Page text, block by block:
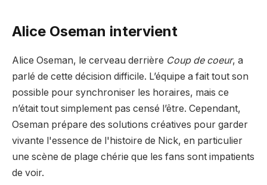
Alice Oseman intervient
Alice Oseman, le cerveau derrière Coup de coeur, a
parlé de cette décision difficile. L’équipe a fait tout son
possible pour synchroniser les horaires, mais ce
n’était tout simplement pas censé l’être. Cependant,
Oseman prépare des solutions créatives pour garder
vivante l'essence de l'histoire de Nick, en particulier
une scène de plage chérie que les fans sont impatients
de voir.